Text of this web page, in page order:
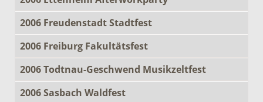
2006 Freudenstadt Stadtfest
2006 Freiburg Fakultätsfest
2006 Todtnau-Geschwend Musikzeltfest
2006 Sasbach Waldfest